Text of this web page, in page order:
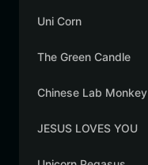
Uni Corn
The Green Candle
Chinese Lab Monkey
JESUS LOVES YOU